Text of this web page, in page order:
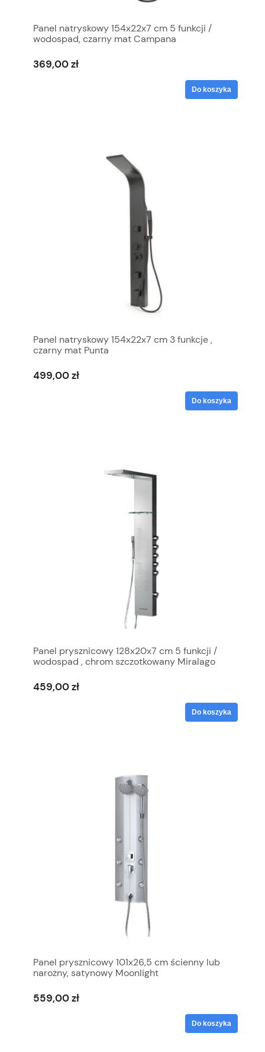
Panel natryskowy 154x22x7 cm 5 funkcji /
wodospad, czarny mat Campana
369,00 zł
Do koszyka
Panel natryskowy 154x22x7 cm 3 funkcje ,
czarny mat Punta
499,00 zł
Do koszyka
Panel prysznicowy 128x20x7 cm 5 funkcji /
wodospad , chrom szczotkowany Miralago
459,00 zł
Do koszyka
Panel prysznicowy 101x26,5 cm ścienny lub
narożny, satynowy Moonlight
559,00 zł
Do koszyka